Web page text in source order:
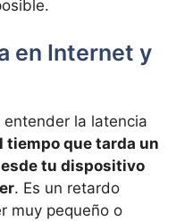
en Internet y
la latencia
tiempo que tarda un
tu dispositivo
. Es un retardo
muy pequeño o